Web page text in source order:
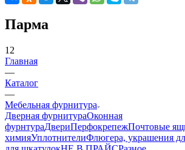
Парма
12
Главная
—
Каталог
—
Мебельная фурнитура
Дверная фурнитураОконная
фурнтураДвериПерфокрепежПочтовые
химияУплотнителиФлюгера, украшения